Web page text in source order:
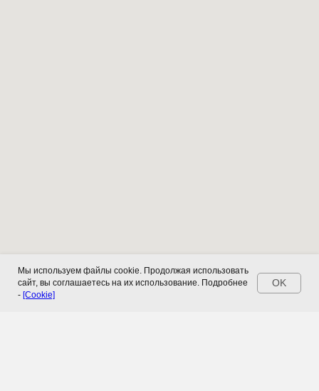
Мы используем файлы cookie. Продолжая использовать
сайт, вы соглашаетесь на их использование. Подробнее
- [Cookie]
OK